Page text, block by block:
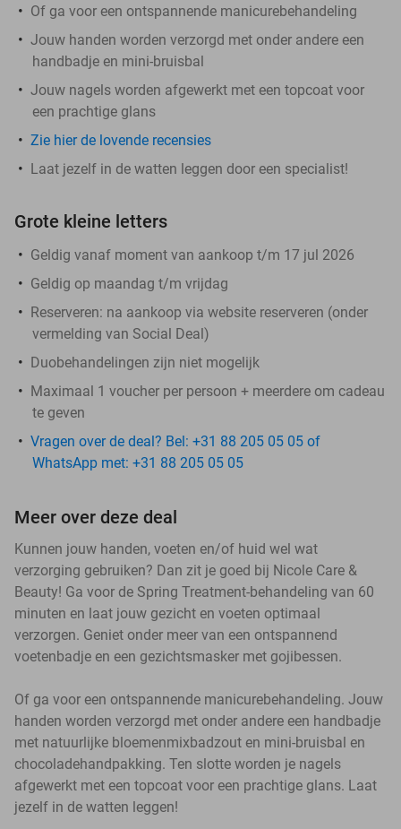
Of ga voor een ontspannende manicurebehandeling
Jouw handen worden verzorgd met onder andere een
handbadje en mini-bruisbal
Jouw nagels worden afgewerkt met een topcoat voor
een prachtige glans
Zie hier de lovende recensies
Laat jezelf in de watten leggen door een specialist!
Grote kleine letters
Geldig vanaf moment van aankoop t/m 17 jul 2026
Geldig op maandag t/m vrijdag
Reserveren: na aankoop via website reserveren (onder
vermelding van Social Deal)
Duobehandelingen zijn niet mogelijk
Maximaal 1 voucher per persoon + meerdere om cadeau
te geven
Vragen over de deal? Bel: +31 88 205 05 05 of
WhatsApp met: +31 88 205 05 05
Meer over deze deal
Kunnen jouw handen, voeten en/of huid wel wat
verzorging gebruiken? Dan zit je goed bij Nicole Care &
Beauty! Ga voor de Spring Treatment-behandeling van 60
minuten en laat jouw gezicht en voeten optimaal
verzorgen. Geniet onder meer van een ontspannend
voetenbadje en een gezichtsmasker met gojibessen.
Of ga voor een ontspannende manicurebehandeling. Jouw
handen worden verzorgd met onder andere een handbadje
met natuurlijke bloemenmixbadzout en mini-bruisbal en
chocoladehandpakking. Ten slotte worden je nagels
afgewerkt met een topcoat voor een prachtige glans. Laat
jezelf in de watten leggen!